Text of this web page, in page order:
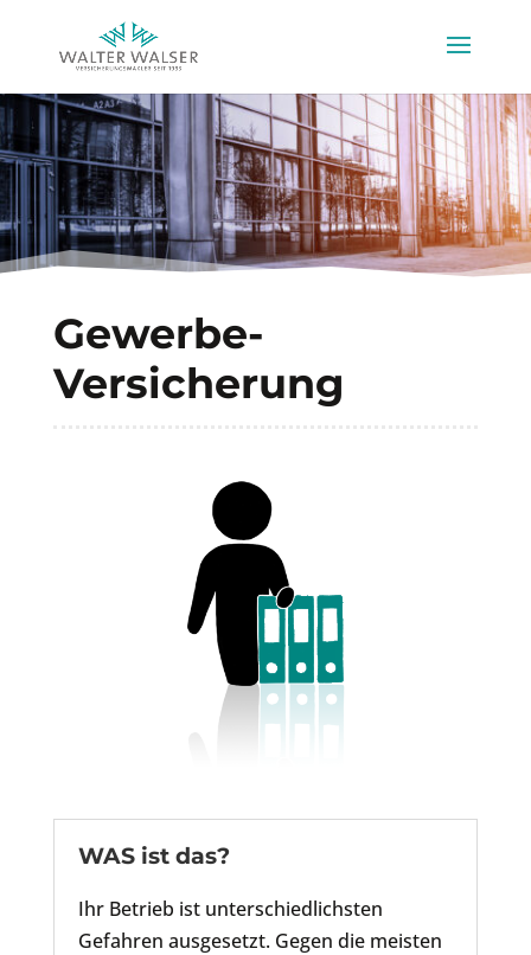
Gewerbe-
Versicherung
WAS ist das?
Ihr Betrieb ist unterschiedlichsten
Gefahren ausgesetzt. Gegen die meisten